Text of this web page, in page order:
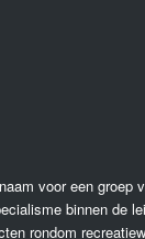
voor een groep
binnen de
rondom